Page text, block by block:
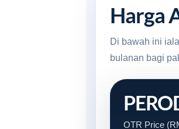
Harga
Di bawah ini
bulanan bagi
OTR Price